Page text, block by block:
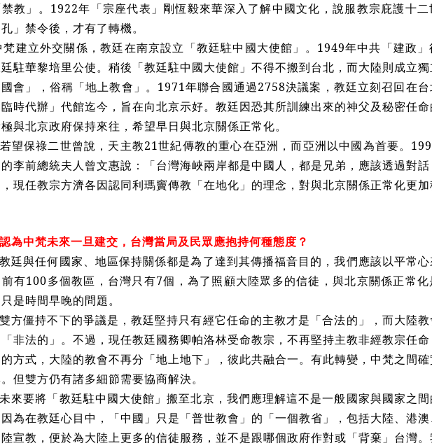
教」。1922年「宗座代表」剛恆毅來華深入了解中國文化，說服教宗庇護十
」禁令後，才有了轉機。
建立外交關係，教廷在南京設立「教廷駐中國大使館」。1949年中共「建政
駐華黎培里公使。稍後「教廷駐中國大使館」不得不搬到台北，而大陸則成立
會」，俗稱「地上教會」。1971年聯合國通過2758決議案，教廷立刻召回在台
時代辦」代館迄今，旨在向北京示好。教廷因恐其所訓練出來的神父及秘密任
與北京政府保持來往，希望早日與北京關係正常化。
望保祿二世曾說，天主教21世紀傳教的重心在亞洲，而亞洲以中國為首要。
李前總統夫人曾文惠說：「台灣海峽兩岸都是中國人，都是兄弟，應該透過對話
現任教宗方濟各因認同利瑪竇傳教「在地化」的理念，對與北京關係正常化更加
為中梵未來一旦建交，台灣當局及民眾應抱持何種態度？
廷與任何國家、地區保持關係都是為了達到其傳播福音目的，我們應該以平常
有100多個教區，台灣只有7個，為了照顧大陸眾多的信徒，與北京關係正常化
是時間早晚的問題。
方僵持不下的爭議是，教廷堅持只有經它任命的主教才是「合法的」，而大陸
非法的」。不過，現任教廷國務卿帕洛林受命教宗，不再堅持主教非經教宗任
方式，大陸的教會不再分「地上地下」，彼此共融合一。有此轉變，中梵之間
但雙方仍有諸多細節需要協商解決。
來要將「教廷駐中國大使館」搬至北京，我們應理解這不是一般國家與國家之
因為在教廷心目中，「中國」只是「普世教會」的「一個教省」，包括大陸、港澳
宣教，便於為大陸上更多的信徒服務，並不是跟哪個政府作對或「背棄」台灣